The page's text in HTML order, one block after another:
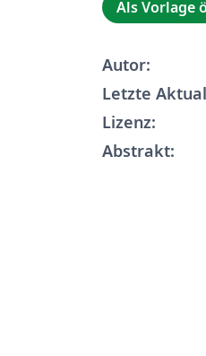
Als Vorlage
Autor:
Letzte
Lizenz:
Abstrakt: